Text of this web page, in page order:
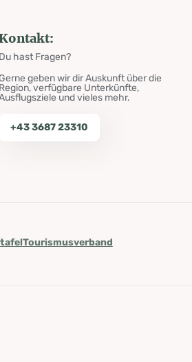
Du hast Fragen?
geben wir dir Auskunft über die
Region, verfügbare Unterkünfte,
und vieles mehr.
+43 3687 23310
Tourismusverband